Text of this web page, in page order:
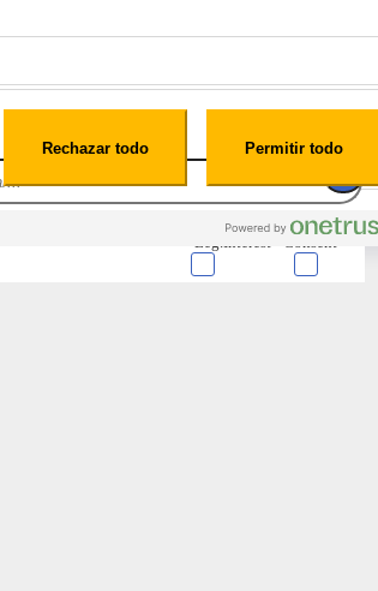
dispositivo y se utiliza principalmente para garantizar
no te identifica directamente, pero puede brindarte una
la privacidad, te damos la opción de no permitir ciertos
Consent
Leg.Interest
Rechazar todo Permitir todo